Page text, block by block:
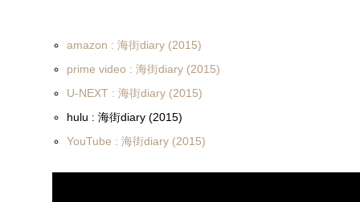
amazon : 海街diary (2015)
prime video : 海街diary (2015)
U-NEXT : 海街diary (2015)
hulu : 海街diary (2015)
YouTube : 海街diary (2015)